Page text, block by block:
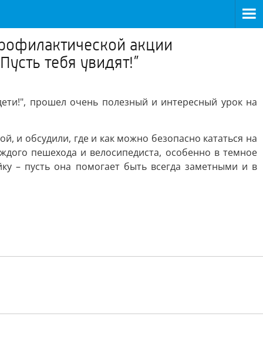
акции
тебя увидят!”
прошел очень полезный и интересный урок на
и обсудили, где и как можно безопасно кататься на
пешехода и велосипедиста, особенно в темное
– пусть она помогает быть всегда заметными и в